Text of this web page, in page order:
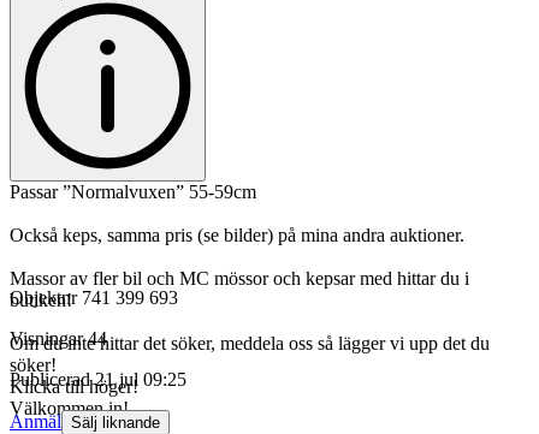
Passar ”Normalvuxen” 55-59cm
Också keps, samma pris (se bilder) på mina andra auktioner.
Massor av fler bil och MC mössor och kepsar med hittar du i
butiken!
Om du inte hittar det söker, meddela oss så lägger vi upp det du
söker!
Klicka till höger!
Välkommen in!
Objektnr 741 399 693
Visningar 44
Publicerad 21 jul 09:25
Anmäl Sälj liknande